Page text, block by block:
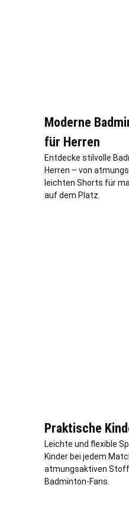
Moderne
für Herren
Entdecke stilvolle
Herren – von
leichten Shorts für
auf dem Platz.
Praktische
Leichte und flexible
Kinder bei jedem
atmungsaktiven
Badminton-Fans.